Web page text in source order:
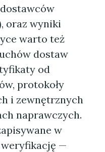
oraz wyniki
warto też
dostaw
od
protokoły
i zewnętrznych
naprawczych.
w
—